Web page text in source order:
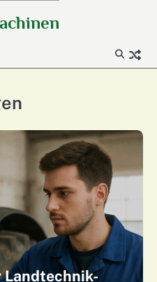
Landtechnik-